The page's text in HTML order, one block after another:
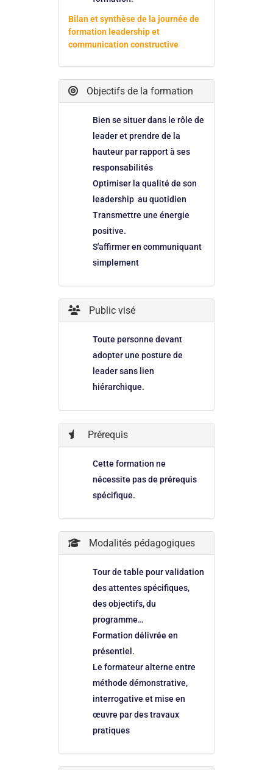
Bilan et synthèse de la journée de
formation leadership et
communication constructive
Objectifs de la formation
Bien se situer dans le rôle de
leader et prendre de la
hauteur par rapport à ses
responsabilités
Optimiser la qualité de son
leadership au quotidien
Transmettre une énergie
positive.
S'affirmer en communiquant
simplement
Public visé
Toute personne devant
adopter une posture de
leader sans lien
hiérarchique.
Prérequis
Cette formation ne
nécessite pas de prérequis
spécifique.
Modalités pédagogiques
Tour de table pour validation
des attentes spécifiques,
des objectifs, du
programme…
Formation délivrée en
présentiel.
Le formateur alterne entre
méthode démonstrative,
interrogative et mise en
œuvre par des travaux
pratiques